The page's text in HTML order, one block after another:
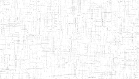
Création Type
01/08/2000 ENIEG